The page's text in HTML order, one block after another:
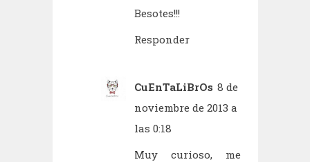
Besotes!!!
Responder
CuEnTaLiBrOs 8 de
noviembre de 2013 a
las 0:18
Muy curioso, me